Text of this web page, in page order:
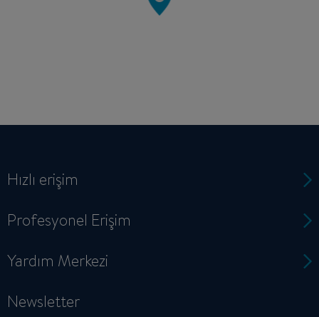
Hızlı erişim
Profesyonel Erişim
Yardım Merkezi
Newsletter